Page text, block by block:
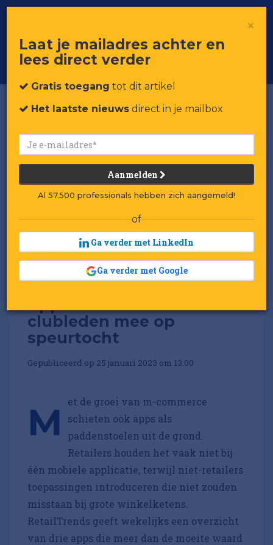
Voor professionals in retail & brands
Toggle
clubleden mee op
speurtocht
Gepubliceerd op 25 januari 2023 om 13:00
M
et de groei van m-commerce
schieten ook apps als
paddenstoelen uit de grond.
Retailers houden het vaak niet bij
één mobiele applicatie, terwijl niet-retailers
toepassingen introduceren die niet zouden
misstaan bij grote winkelketens.
RetailTrends geeft wekelijks een overzicht
van drie apps die meer dan de moeite waard
×
Laat je mailadres achter en
lees direct verder
Gratis toegang tot dit artikel
Het laatste nieuws direct in je mailbox
Aanmelden
Al 57.500 professionals hebben zich aangemeld!
of
Ga verder met LinkedIn
Ga verder met Google